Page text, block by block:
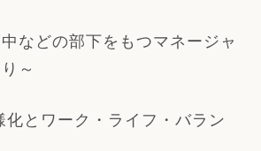
などの部下をもつマネージャ
～
化とワーク・ライフ・バラン